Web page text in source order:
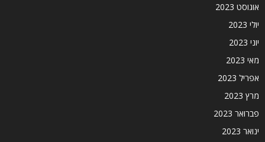
אוגוסט 2023
יולי 2023
יוני 2023
מאי 2023
אפריל 2023
מרץ 2023
פברואר 2023
ינואר 2023